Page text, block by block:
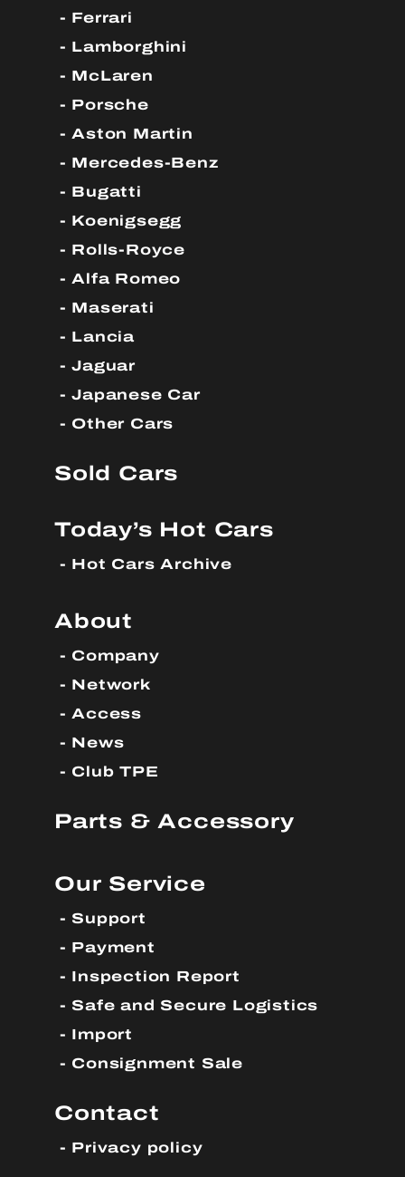
Ferrari
Lamborghini
McLaren
Porsche
Aston Martin
Mercedes-Benz
Bugatti
Koenigsegg
Rolls-Royce
Alfa Romeo
Maserati
Lancia
Jaguar
Japanese Car
Other Cars
Sold Cars
Today’s Hot Cars
Hot Cars Archive
About
Company
Network
Access
News
Club TPE
Parts & Accessory
Our Service
Support
Payment
Inspection Report
Safe and Secure Logistics
Import
Consignment Sale
Contact
Privacy policy